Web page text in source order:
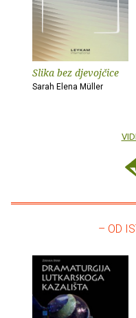
Slika bez djevojčice
Sarah Elena Müller
– OD